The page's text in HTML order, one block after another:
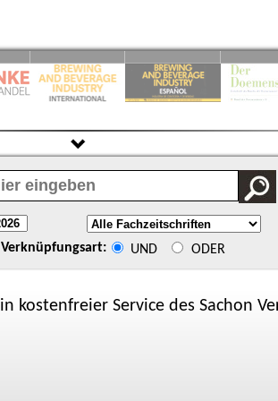
Verknüpfungsart: UND ODER
kostenfreier Service des Sachon